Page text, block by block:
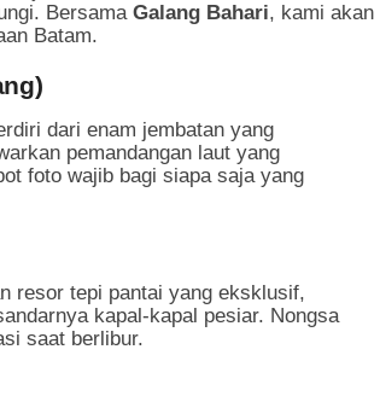
Bersama Galang Bahari, kami akan
Batam.
dari enam jembatan yang
pemandangan laut yang
foto wajib bagi siapa saja yang
resor tepi pantai yang eksklusif,
kapal-kapal pesiar. Nongsa
saat berlibur.